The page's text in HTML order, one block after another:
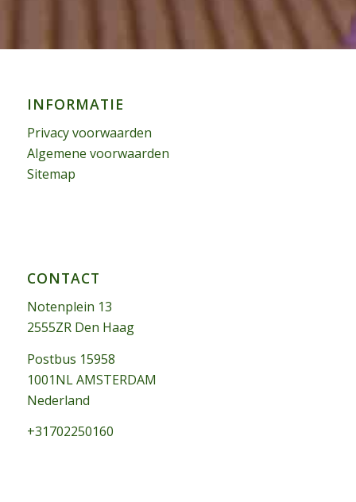
INFORMATIE
Privacy voorwaarden
Algemene voorwaarden
Sitemap
CONTACT
Notenplein 13
2555ZR Den Haag
Postbus 15958
1001NL AMSTERDAM
Nederland
+31702250160